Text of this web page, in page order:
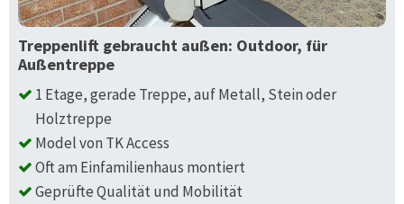
Treppenlift gebraucht außen: Outdoor, für
Außentreppe
1 Etage, gerade Treppe, auf Metall, Stein oder
Holztreppe
Model von TK Access
Oft am Einfamilienhaus montiert
Geprüfte Qualität und Mobilität